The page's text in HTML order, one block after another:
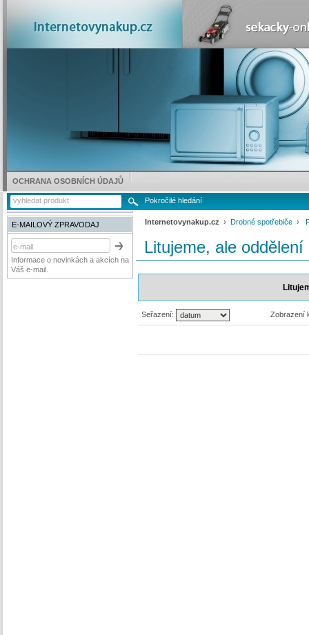
Internetovynakup.cz › Drobné spotřebiče ›
Litujeme, ale oddělení
Seřazení: Zobrazení
E-MAILOVÝ ZPRAVODAJ
Informace o novinkách a akcích na
Váš e-mail.
Pokročilé hledání
OCHRANA OSOBNÍCH ÚDAJŮ